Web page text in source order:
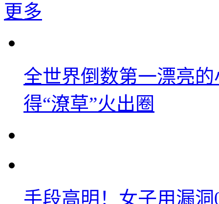
更多
全世界倒数第一漂亮
得“潦草”火出圈
手段高明！女子用漏